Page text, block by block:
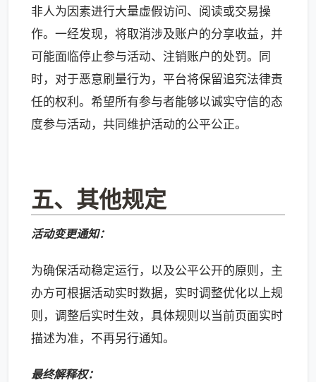
非人为因素进行大量虚假访问、阅读或交易操
作。一经发现，将取消涉及账户的分享收益，并
可能面临停止参与活动、注销账户的处罚。同
时，对于恶意刷量行为，平台将保留追究法律责
任的权利。希望所有参与者能够以诚实守信的态
度参与活动，共同维护活动的公平公正。
五、其他规定
活动变更通知：
为确保活动稳定运行，以及公平公开的原则，主
办方可根据活动实时数据，实时调整优化以上规
则，调整后实时生效，具体规则以当前页面实时
描述为准，不再另行通知。
最终解释权：